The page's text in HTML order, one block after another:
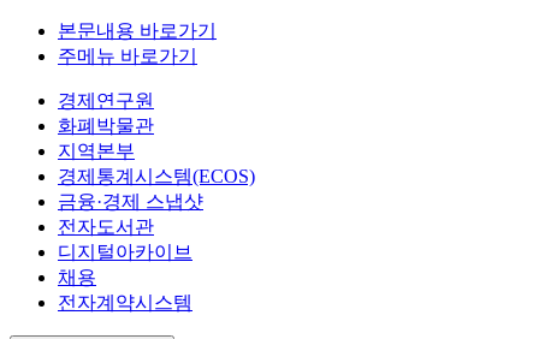
본문내용 바로가기
주메뉴 바로가기
경제연구원
화폐박물관
지역본부
경제통계시스템(ECOS)
금융·경제 스냅샷
전자도서관
디지털아카이브
채용
전자계약시스템